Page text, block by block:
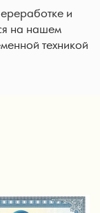
и
на нашем
техникой